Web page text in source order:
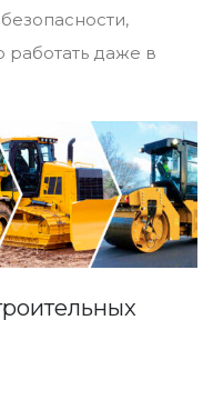
безопасности,
работать даже в